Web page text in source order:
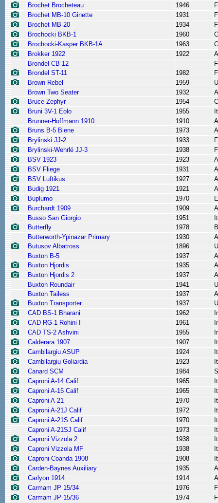
Brochet Brocheteau
1946
Brochet MB-10 Ginette
1931
Brochet MB-20
1934
Brochocki BKB-1
1960
Brochocki-Kasper BKB-1A
1963
Brokker 1922
1922
Brondel CB-12
Brondel ST-11
1982
Brown Rebel
1959
Brown Two Seater
1932
Bruce Zephyr
1954
Bruni 3V-1 Eolo
1955
Brunner-Hoffmann 1910
1910
Bruns B-5 Biene
1973
Brylinski JJ-2
1933
Brylinski-Wehrlé JJ-3
1938
BSV 1923
1923
BSV Fliege
1931
BSV Luftikus
1927
Budig 1921
1921
Buplumo
1970
Burchardt 1909
1909
Busso San Giorgio
1951
Butterfly
1978
Butterworth-Ypinazar Primary
1930
Butusov Albatross
1896
Buxton B-5
1937
Buxton Hjordis
1935
Buxton Hjordis 2
1937
Buxton Roundair
1941
Buxton Tailess
1937
Buxton Transporter
1937
CAD BS-1 Bharani
1962
CAD RG-1 Rohini I
1961
CAD TS-2 Ashvini
1955
Calderara 1907
1907
Cambilargiu ASUP
1924
Cambilargiu Goliardia
1923
Canard SCM
1984
Caproni A-14 Calif
1965
Caproni A-15 Calif
1965
Caproni A-21
1970
Caproni A-21J Calif
1972
Caproni A-21S Calif
1970
Caproni A-21SJ Calif
1973
Caproni Vizzola 2
1938
Caproni Vizzola MF
1938
Caproni-Coanda 1908
1908
Carden-Baynes Auxiliary
1935
Carlyon 1914
1914
Carmam JP 15/34
1976
Carmam JP-15/36
1974